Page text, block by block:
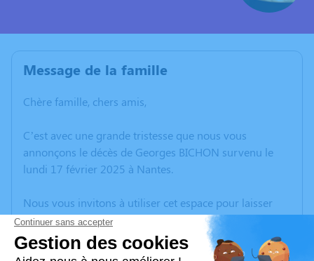
Message de la famille
Chère famille, chers amis,
C’est avec une grande tristesse que nous vous
annonçons le décès de Georges BICHON survenu le
lundi 17 février 2025 à Nantes.
Nous vous invitons à utiliser cet espace pour laisser
vos condoléances, partager des photos souvenirs, une
anecdote ou exprimer vos pensées à travers des
poèmes ou des textes. Cet endroit est un lieu